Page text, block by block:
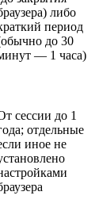
либо
период
до 30
— 1 часа)
сессии до 1
отдельные
иное не